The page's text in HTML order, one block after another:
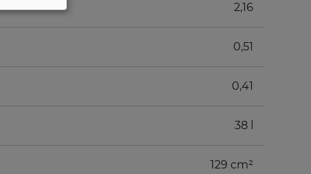
2,16
0,51
0,41
38 l
129 cm²